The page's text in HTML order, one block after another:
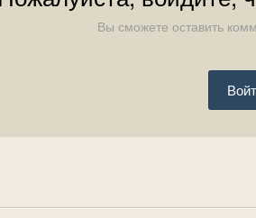
Вы сможете оставить